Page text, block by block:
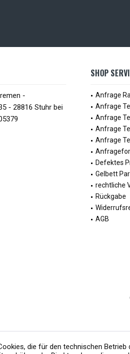
-
- 28816 Stuhr bei
SHOP
Anfrage
Anfrage
Anfrage
Anfrage
Anfrage
Defektes
Gelbett
rechtliche
Rückgabe
AGB
die für den technischen